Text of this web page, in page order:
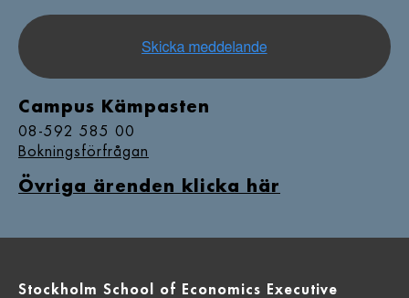
Campus Kämpasten
08-592 585 00
Bokningsförfrågan
Övriga ärenden klicka här
Stockholm School of Economics Executive